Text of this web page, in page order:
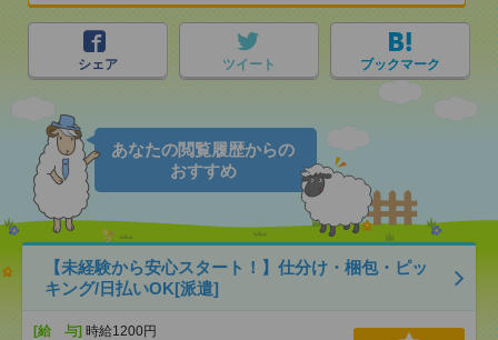
シェア ツイート ブックマーク
あなたの閲覧履歴からの
おすすめ
【未経験から安心スタート！】仕分け・梱包・ピッ
キング/日払いOK[派遣]
[給 与] 時給1200円